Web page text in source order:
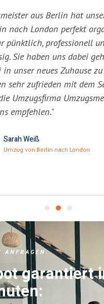
aus Berlin hat
nach London perfekt
pünktlich, professionell
Sie haben uns dabei
in unser neues Zuhause
sehr zufrieden mit dem
Umzugsfirma
empfehlen."
Sarah Weiß
Umzug von Berlin nach London
ANFRAGEN
garantiert